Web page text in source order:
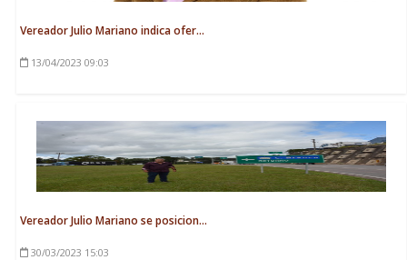
Vereador Julio Mariano indica ofer...
13/04/2023 09:03
Vereador Julio Mariano se posicion...
30/03/2023 15:03